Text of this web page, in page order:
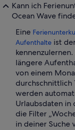
Kann ich
Ocean Wave
Eine
Aufenthalte ist
längere
von einem
durchschnittlich
werden
Urlaubsdaten in
die Filter
in deiner Suche